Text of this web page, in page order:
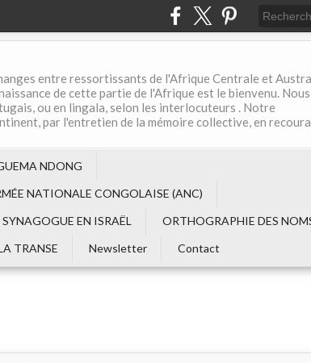
entre ressortissants de l'Afrique Centrale et
de cette partie de l'Afrique est le bienvenu.
ou en lingala, selon les interlocuteurs . Notre
par l'entretien de la mémoire collective, en
NDONG
NATIONALE CONGOLAISE (ANC)
EN ISRAËL
ORTHOGRAPHIE DES
TRANSE Newsletter Contact